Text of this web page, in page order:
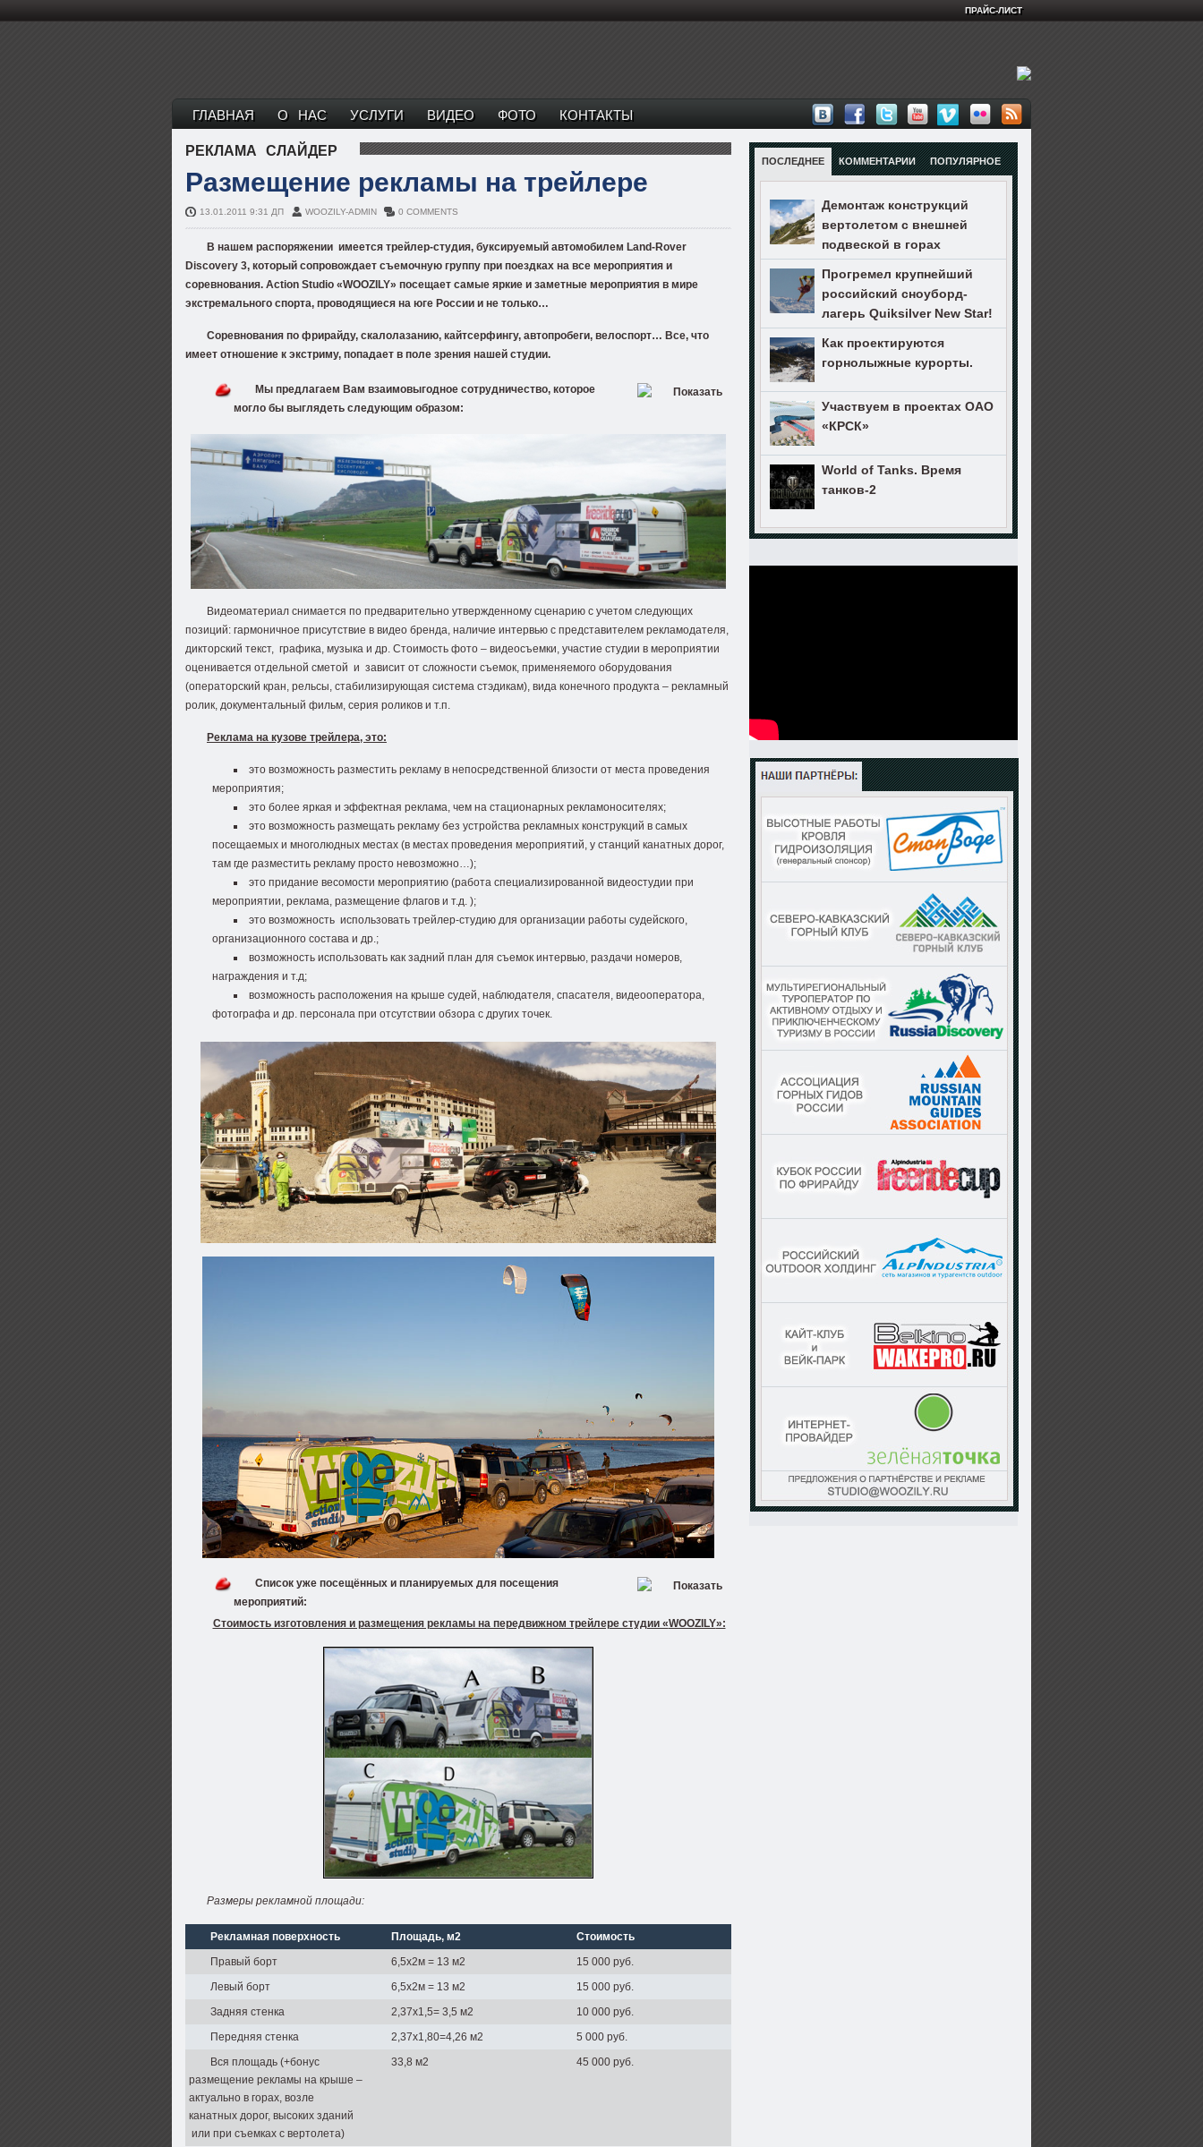
ПРАЙС-ЛИСТ
ГЛАВНАЯ О НАС УСЛУГИ ВИДЕО ФОТО КОНТАКТЫ
РЕКЛАМА СЛАЙДЕР
Размещение рекламы на трейлере
13.01.2011 9:31 ДП WOOZILY-ADMIN 0 COMMENTS
В нашем распоряжении имеется трейлер-студия, буксируемый автомобилем Land-Rover
Discovery 3, который сопровождает съемочную группу при поездках на все мероприятия и
соревнования. Action Studio «WOOZILY» посещает самые яркие и заметные мероприятия в мире
экстремального спорта, проводящиеся на юге России и не только…
Соревнования по фрирайду, скалолазанию, кайтсерфингу, автопробеги, велоспорт… Все, что
имеет отношение к экстриму, попадает в поле зрения нашей студии.
Мы предлагаем Вам взаимовыгодное сотрудничество, которое
могло бы выглядеть следующим образом:
Видеоматериал снимается по предварительно утвержденному сценарию с учетом следующих
позиций: гармоничное присутствие в видео бренда, наличие интервью с представителем рекламодателя,
дикторский текст, графика, музыка и др. Стоимость фото – видеосъемки, участие студии в мероприятии
оценивается отдельной сметой и зависит от сложности съемок, применяемого оборудования
(операторский кран, рельсы, стабилизирующая система стэдикам), вида конечного продукта – рекламный
ролик, документальный фильм, серия роликов и т.п.
Реклама на кузове трейлера, это:
это возможность разместить рекламу в непосредственной близости от места проведения
мероприятия;
это более яркая и эффектная реклама, чем на стационарных рекламоносителях;
это возможность размещать рекламу без устройства рекламных конструкций в самых
посещаемых и многолюдных местах (в местах проведения мероприятий, у станций канатных дорог,
там где разместить рекламу просто невозможно…);
это придание весомости мероприятию (работа специализированной видеостудии при
мероприятии, реклама, размещение флагов и т.д. );
это возможность использовать трейлер-студию для организации работы судейского,
организационного состава и др.;
возможность использовать как задний план для съемок интервью, раздачи номеров,
награждения и т.д;
возможность расположения на крыше судей, наблюдателя, спасателя, видеооператора,
фотографа и др. персонала при отсутствии обзора с других точек.
Список уже посещённых и планируемых для посещения
мероприятий:
Стоимость изготовления и размещения рекламы на передвижном трейлере студии «WOOZILY»:
Размеры рекламной площади:
Рекламная поверхность Площадь, м2
Стоимость
Правый борт
6,5х2м = 13 м2
15 000 руб.
Левый борт
6,5х2м = 13 м2
15 000 руб.
Задняя стенка
2,37х1,5= 3,5 м2
10 000 руб.
Передняя стенка
2,37х1,80=4,26 м2
5 000 руб.
Вся площадь (+бонус
размещение рекламы на крыше –
актуально в горах, возле
канатных дорог, высоких зданий
или при съемках с вертолета)
33,8 м2 45 000 руб.
ПОСЛЕДНЕЕ КОММЕНТАРИИ ПОПУЛЯРНОЕ
Демонтаж конструкций
вертолетом с внешней
подвеской в горах
Прогремел крупнейший
российский сноуборд-
лагерь Quiksilver New Star!
Как проектируются
горнолыжные курорты.
Участвуем в проектах ОАО
«КРСК»
World of Tanks. Время
танков-2